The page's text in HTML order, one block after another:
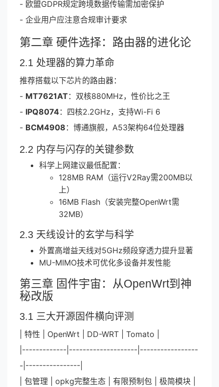
- 欧盟GDPR规定跨境数据传输需加密保护
- 企业用户应注意合规审计要求
第二章 硬件选择：路由器的进化论
2.1 处理器的算力革命
推荐搭载以下芯片的路由器：
- MT7621AT ：双核880MHz，性价比之王
- IPQ8074：四核2.2GHz，支持Wi-Fi 6
- BCM4908 ：博通旗舰，A53架构64位处理器
2.2 内存与闪存的关键参数
科学上网建议最低配置：
128MB RAM（运行V2Ray需200MB以
上）
16MB Flash（安装完整OpenWrt需
32MB）
2.3 天线设计的玄学与科学
外置高增益天线对5GHz频段穿透力提升显著
MU-MIMO技术可优化多设备并发性能
第三章 固件宇宙：从OpenWrt到神
秘改版
3.1 三大开源固件横向评测
| 特性 | OpenWrt | DD-WRT | Tomato |
|-------------|--------------------|-----------------
-|----------------|
| 包管理 | opkg完整生态 | 有限预制包 | 极简模块 |